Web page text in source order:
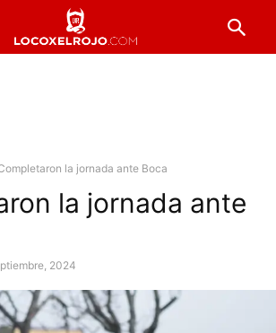
la jornada ante Boca
la jornada ante
2024